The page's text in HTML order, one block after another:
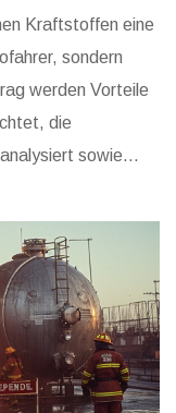
Kraftstoffen eine
sondern
werden Vorteile
die
sowie
mit LPG-
rund um das